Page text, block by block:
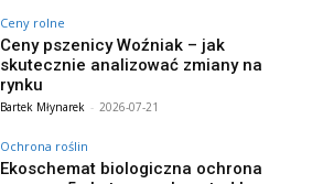
Ceny rolne
Ceny pszenicy Woźniak – jak
skutecznie analizować zmiany na
rynku
Bartek Młynarek - 2026-07-21
Ochrona roślin
Ekoschemat biologiczna ochrona